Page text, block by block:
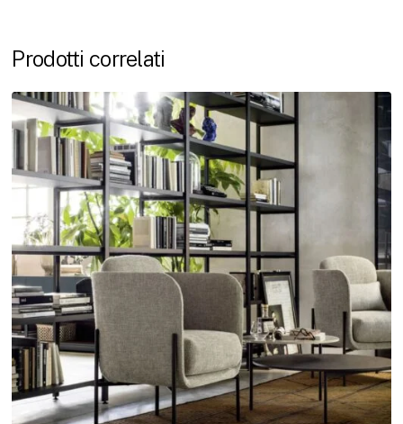
Prodotti correlati